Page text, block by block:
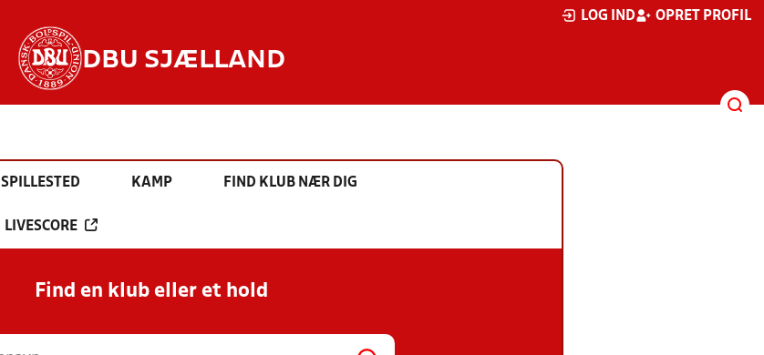
LOG IND OPRET PROFIL
DBU SJÆLLAND
SPILLESTED KAMP FIND KLUB NÆR DIG
LIVESCORE
Find en klub eller et hold